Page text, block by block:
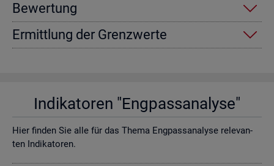
Be­wer­tung
Er­mitt­lung der Grenz­wer­te
In­di­ka­to­ren "Eng­pass­ana­ly­se"
Hier fin­den Sie alle für das Thema Eng­pass­ana­ly­se re­le­van­
ten In­di­ka­to­ren.